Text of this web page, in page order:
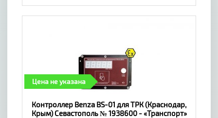
Цена не указана
Контроллер Benza BS-01 для ТРК (Краснодар,
Крым) Севастополь № 1938600 - «Транспорт»